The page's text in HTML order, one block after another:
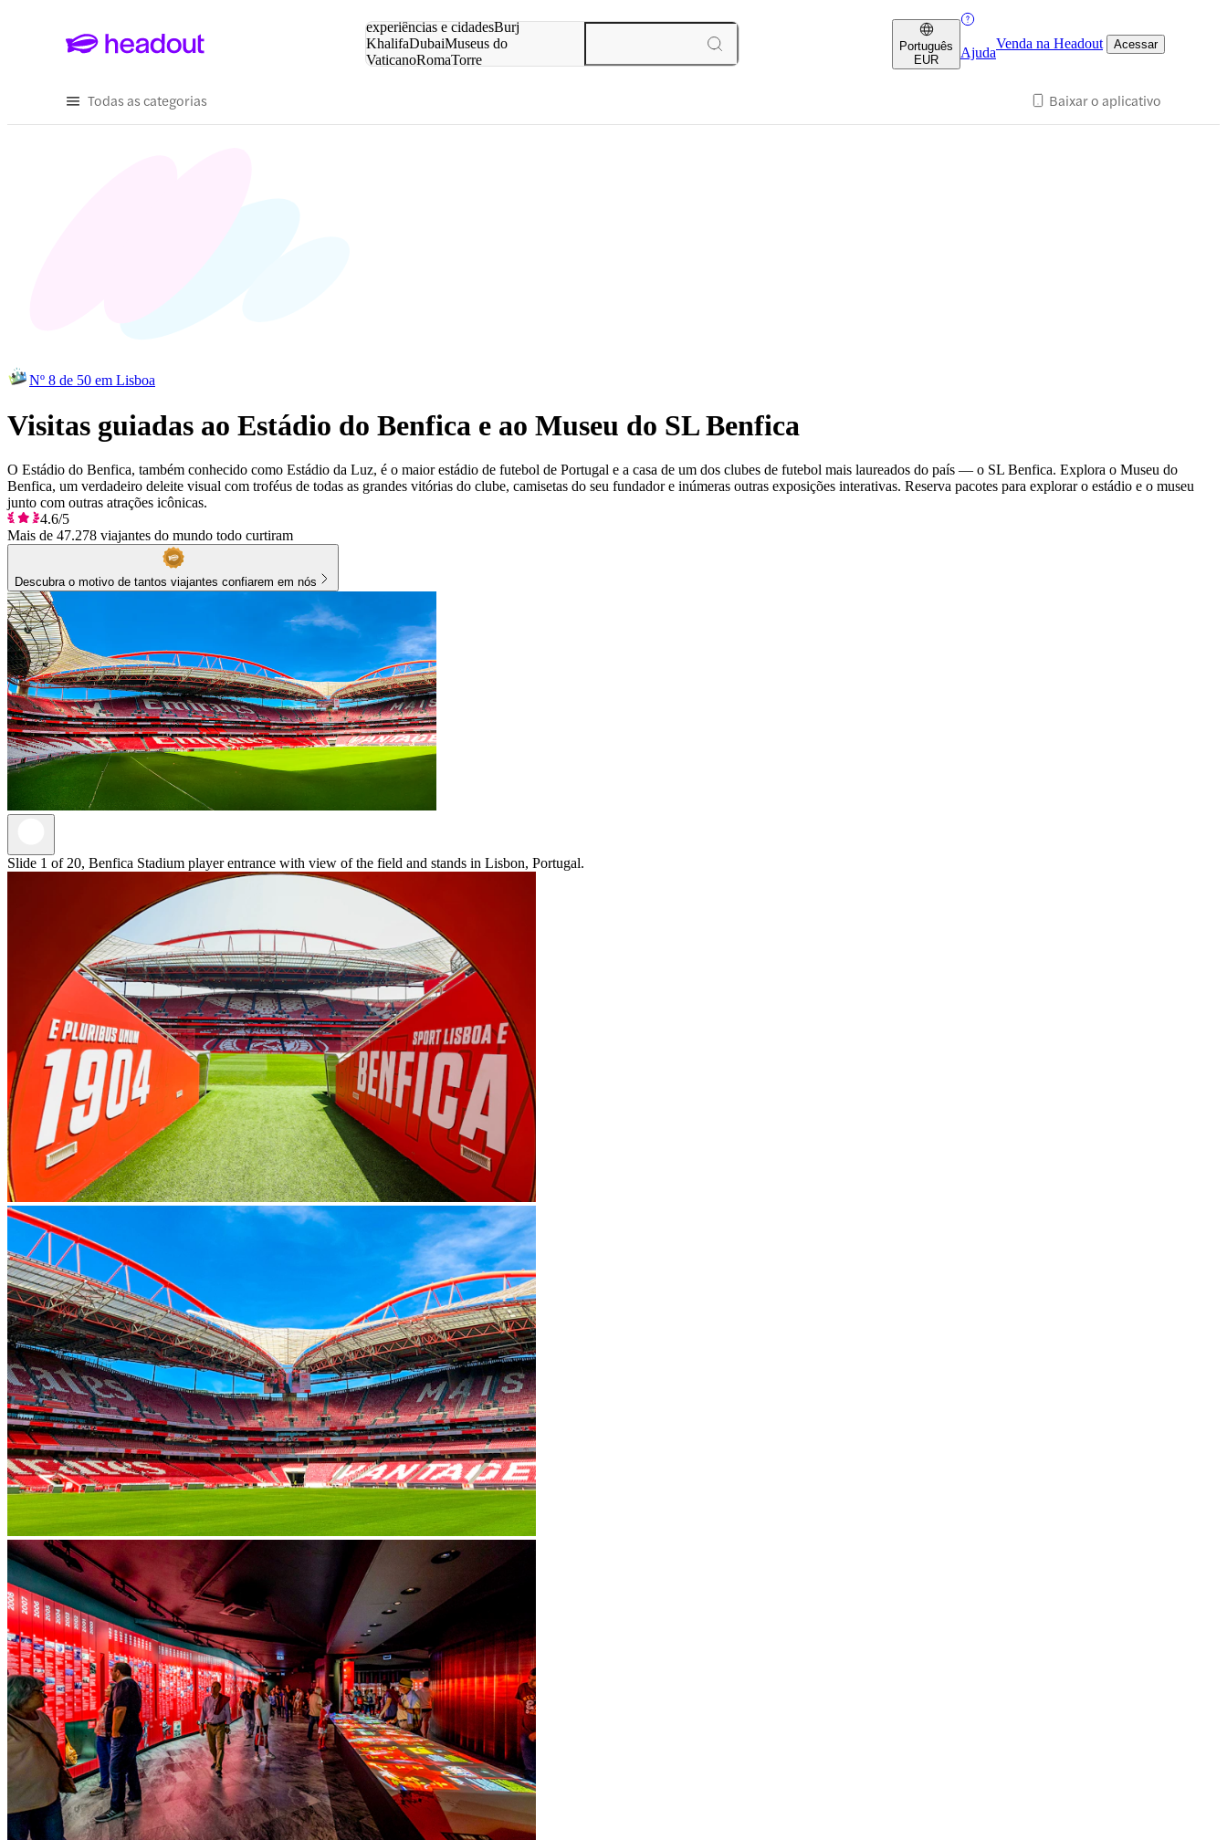
experiências e cidadesBurj
KhalifaDubaiMuseus do
VaticanoRomaTorre
Português
EUR
Ajuda
Venda na Headout Acessar
Todas as categorias Baixar o aplicativo
Nº 8 de 50 em Lisboa
Visitas guiadas ao Estádio do Benfica e ao Museu do SL Benfica
O Estádio do Benfica, também conhecido como Estádio da Luz, é o maior estádio de futebol de Portugal e a casa de um dos clubes de futebol mais laureados do país — o SL Benfica. Explora o Museu do
Benfica, um verdadeiro deleite visual com troféus de todas as grandes vitórias do clube, camisetas do seu fundador e inúmeras outras exposições interativas. Reserva pacotes para explorar o estádio e o museu
junto com outras atrações icônicas.
4.6/5
Mais de 47.278 viajantes do mundo todo curtiram
Descubra o motivo de tantos viajantes confiarem em nós
Slide 1 of 20, Benfica Stadium player entrance with view of the field and stands in Lisbon, Portugal.